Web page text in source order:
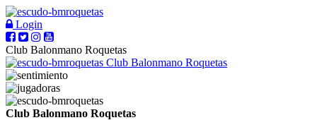
Login
Club Balonmano Roquetas
Club Balonmano Roquetas
Club Balonmano Roquetas